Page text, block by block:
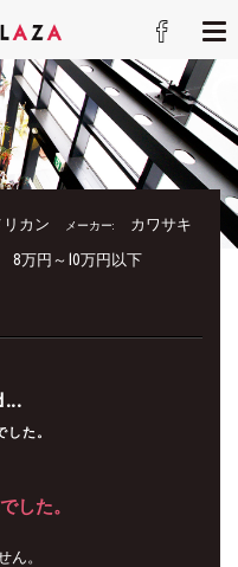
リカン メーカー: カワサキ
8万円～10万円以下
た。
した。
ん。